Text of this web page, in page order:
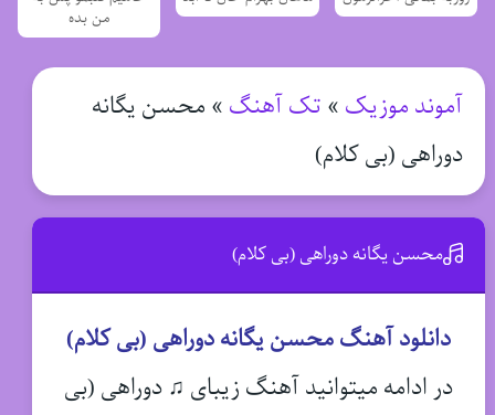
من بده
آموند موزیک » تک آهنگ » محسن یگانه
دوراهی (بی کلام)
محسن یگانه دوراهی (بی کلام)
دانلود آهنگ محسن یگانه دوراهی (بی کلام)
در ادامه میتوانید آهنگ زیبای ♫ دوراهی (بی